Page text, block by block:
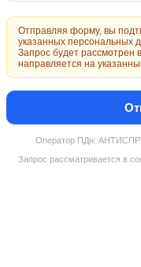
Отправляя форму, вы
указанных персональных
Запрос будет рассмотрен
направляется на
Оператор ПДн:
Запрос рассматривается в